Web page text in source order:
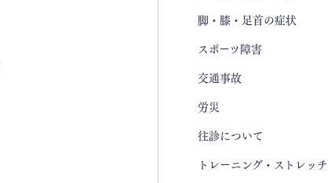
脚・膝・足首の症状
スポーツ障害
交通事故
労災
往診について
トレーニング・ストレッチ